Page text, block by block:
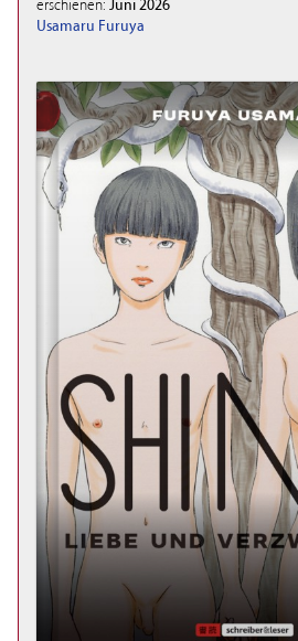
erschienen: Juni 2026
Usamaru Furuya